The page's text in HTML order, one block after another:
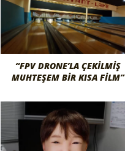
“FPV DRONE’LA ÇEKILMIŞ
MUHTEŞEM BIR KISA FILM”